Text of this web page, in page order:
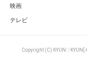
映画
テレビ
Copyright (C) KYUN♡KYUN[